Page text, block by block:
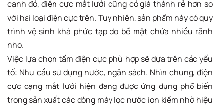
cạnh đó, điện cực mắt lưới cũng có giá thành rẻ hơn so
với hai loại điện cực trên. Tuy nhiên, sản phẩm này có quy
trình vệ sinh khá phức tạp do bề mặt chứa nhiều rãnh
nhỏ.
Việc lựa chọn tấm điện cực phù hợp sẽ dựa trên các yếu
tố: Nhu cầu sử dụng nước, ngân sách. Nhìn chung, điện
cực dạng mắt lưới hiện đang được ứng dụng phổ biến
trong sản xuất các dòng máy lọc nước ion kiềm nhờ hiệu